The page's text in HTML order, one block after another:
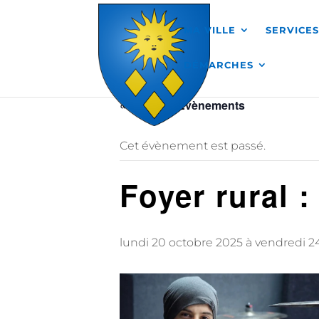
MA VILLE SERVICES
DÉMARCHES
« Tous les Évènements
Cet évènement est passé.
Foyer rural
lundi 20 octobre 2025 à vendredi